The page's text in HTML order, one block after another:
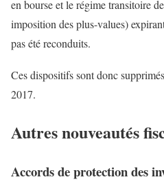
en bourse et le régime transitoire
imposition des plus-values)
pas été reconduits.
Ces dispositifs sont donc
2017.
Autres nouveautés
Accords de protection des